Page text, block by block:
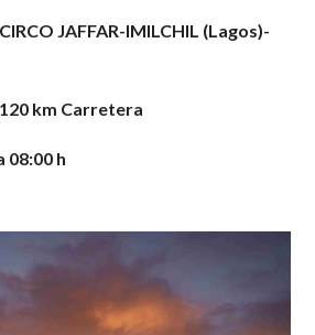
JAFFAR-IMILCHIL (Lagos)-
km Carretera
08:00 h